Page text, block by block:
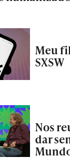
Meu
SXSW
Nos
dar